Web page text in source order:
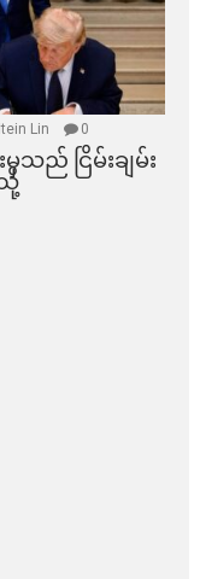
Lin 0
သည် ငြိမ်းချမ်း